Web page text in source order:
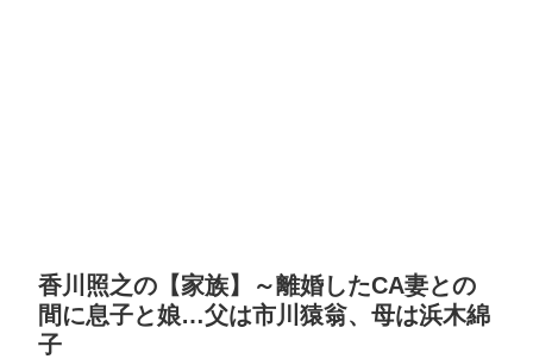
香川照之の【家族】～離婚したCA妻との
間に息子と娘…父は市川猿翁、母は浜木綿
子